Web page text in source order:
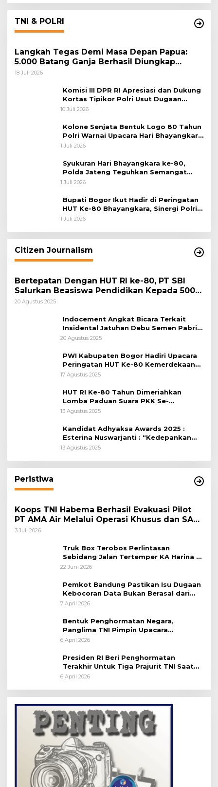
TNI & POLRI
Langkah Tegas Demi Masa Depan Papua:
5.000 Batang Ganja Berhasil Diungkap
Koops TNI Habema
18 Juli 2026
Komisi III DPR RI Apresiasi dan Dukung
Kortas Tipikor Polri Usut Dugaan
Korupsi Batu Bara
10 Juli 2026
Kolone Senjata Bentuk Logo 80 Tahun
Polri Warnai Upacara Hari Bhayangkara
ke-80
1 Juli 2026
Syukuran Hari Bhayangkara ke-80,
Polda Jateng Teguhkan Semangat
Pengabdian dan Pererat Kebersamaan
1 Juli 2026
Bupati Bogor Ikut Hadir di Peringatan
HUT Ke-80 Bhayangkara, Sinergi Polri
dan Pemkab Bogor Jadi Kunci Menjaga
1 Juli 2026
Citizen Journalism
Bertepatan Dengan HUT RI ke-80, PT SBI
Salurkan Beasiswa Pendidikan Kepada 500
Pelajar
20 Agustus 2025
Indocement Angkat Bicara Terkait
Insidental Jatuhan Debu Semen Pabrik
Citeureup
20 Agustus 2025
PWI Kabupaten Bogor Hadiri Upacara
Peringatan HUT Ke-80 Kemerdekaan
RI, di Lapangan Tegar Beriman
17 Agustus 2025
HUT RI Ke-80 Tahun Dimeriahkan
Lomba Paduan Suara PKK Se-
Kabupaten Bogor
13 Agustus 2025
Kandidat Adhyaksa Awards 2025 :
Esterina Nuswarjanti : “Kedepankan
Keadilan Restoratif Wujudkan
13 Agustus 2025
Peristiwa
Koops TNI Habema Berhasil Evakuasi Pilot
PT AMA Air Melalui Operasi Khusus dan SAR
Taktis
3 Juli 2026
Truk Box Terobos Perlintasan
Sebidang Jalan Tertemper KA Harina di
Jalan Stasiun Poncol-Jrakah Semarang
22 Juni 2026
Pemkot Bandung Pastikan Isu Dugaan
Kebocoran Data Bukan Berasal dari
Server Disdukcapil
7 April 2026
Bentuk Penghormatan Negara,
Panglima TNI Pimpin Upacara
Pemakaman Militer
6 April 2026
Presiden RI Beri Penghormatan
Terakhir Untuk Tiga Prajurit TNI Saat
Persemayaman di Bandara Soekarno-
6 April 2026